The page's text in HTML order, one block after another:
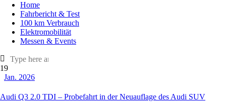
Home
Fahrbericht & Test
100 km Verbrauch
Elektromobilität
Messen & Events
19
Jan. 2026
Audi Q3 2.0 TDI – Probefahrt in der Neuauflage des Audi SUV